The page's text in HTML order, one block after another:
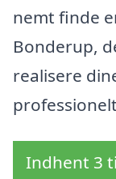
nemt finde
Bonderup,
realisere
Indhent 3